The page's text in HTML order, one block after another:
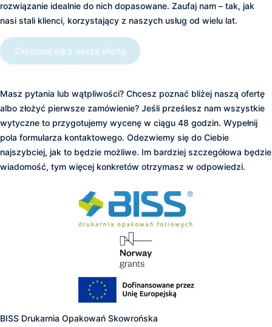
rozwiązanie idealnie do nich dopasowane. Zaufaj nam – tak, jak
nasi stali klienci, korzystający z naszych usług od wielu lat.
Zapoznaj się z naszą ofertą
Masz pytania lub wątpliwości? Chcesz poznać bliżej naszą ofertę
albo złożyć pierwsze zamówienie? Jeśli prześlesz nam wszystkie
wytyczne to przygotujemy wycenę w ciągu 48 godzin. Wypełnij
pola formularza kontaktowego. Odezwiemy się do Ciebie
najszybciej, jak to będzie możliwe. Im bardziej szczegółowa będzie
wiadomość, tym więcej konkretów otrzymasz w odpowiedzi.
BISS Drukarnia Opakowań Skowrońska